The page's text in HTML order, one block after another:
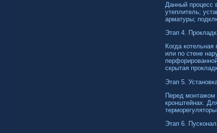
Данный процесс
утеплитель;
арматуры;
Этап 4.
Когда
или по стене
скрытая
Этап 5.
Перед монтажом
кронштейнах.
Этап 6.